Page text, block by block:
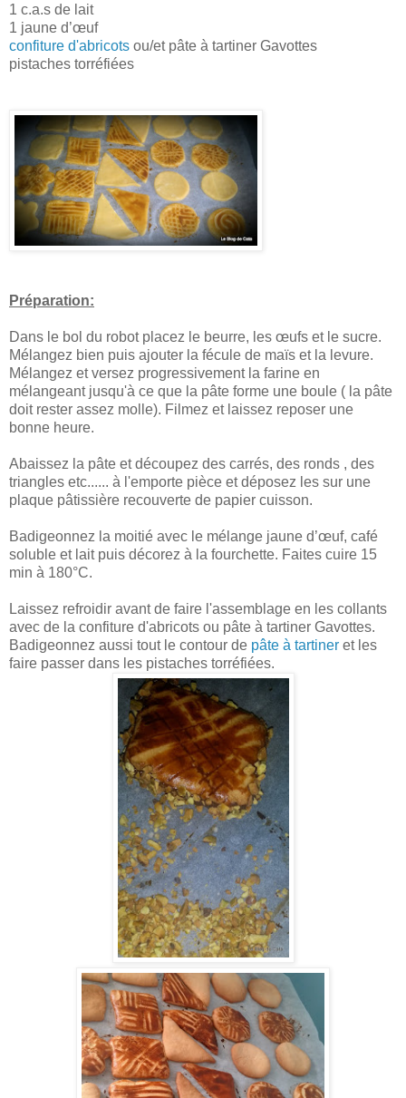
1 c.a.s de lait
1 jaune d’œuf
confiture d'abricots ou/et pâte à tartiner Gavottes
pistaches torréfiées
Préparation:
Dans le bol du robot placez le beurre, les œufs et le sucre.
Mélangez bien puis ajouter la fécule de maïs et la levure.
Mélangez et versez progressivement la farine en
mélangeant jusqu'à ce que la pâte forme une boule ( la pâte
doit rester assez molle). Filmez et laissez reposer une
bonne heure.
Abaissez la pâte et découpez des carrés, des ronds , des
triangles etc...... à l'emporte pièce et déposez les sur une
plaque pâtissière recouverte de papier cuisson.
Badigeonnez la moitié avec le mélange jaune d’œuf, café
soluble et lait puis décorez à la fourchette. Faites cuire 15
min à 180°C.
Laissez refroidir avant de faire l'assemblage en les collants
avec de la confiture d'abricots ou pâte à tartiner Gavottes.
Badigeonnez aussi tout le contour de pâte à tartiner et les
faire passer dans les pistaches torréfiées.